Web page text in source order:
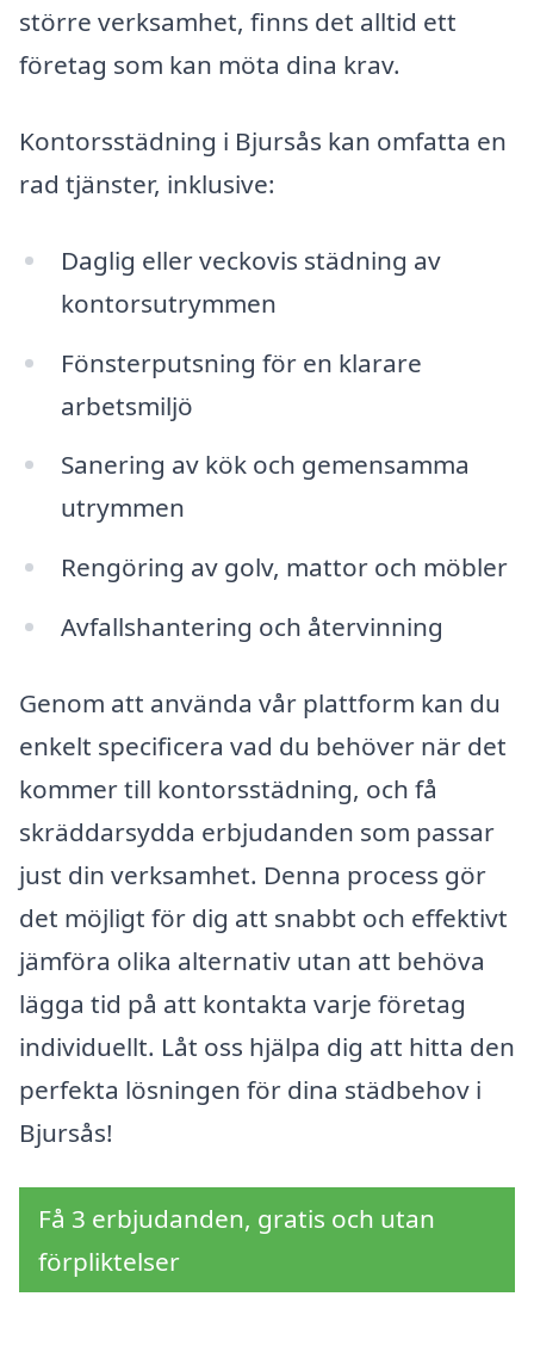
större verksamhet, finns det alltid ett
företag som kan möta dina krav.
Kontorsstädning i Bjursås kan omfatta en
rad tjänster, inklusive:
Daglig eller veckovis städning av
kontorsutrymmen
Fönsterputsning för en klarare
arbetsmiljö
Sanering av kök och gemensamma
utrymmen
Rengöring av golv, mattor och möbler
Avfallshantering och återvinning
Genom att använda vår plattform kan du
enkelt specificera vad du behöver när det
kommer till kontorsstädning, och få
skräddarsydda erbjudanden som passar
just din verksamhet. Denna process gör
det möjligt för dig att snabbt och effektivt
jämföra olika alternativ utan att behöva
lägga tid på att kontakta varje företag
individuellt. Låt oss hjälpa dig att hitta den
perfekta lösningen för dina städbehov i
Bjursås!
Få 3 erbjudanden, gratis och utan
förpliktelser